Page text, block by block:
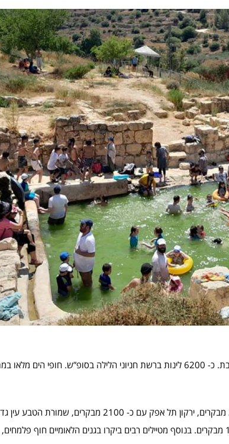
כ- 100 אלף מטיילים פקדו את הגנים הלאומיים ושמורות הטבע השבת. כ- 6200 לינות ברשת חניוני
בין האתרים הבולטים של רט”ג: הגן הלאומי גן השלושה עם כ- 3100 מבקרים,